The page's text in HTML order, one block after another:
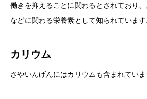
働きを抑えることに関わるとされており
などに関わる栄養素として知られています
カリウム
さやいんげんにはカリウムも含まれていま